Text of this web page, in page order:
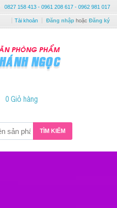
0827 158 413 - 0961 208 617 - 0962 981 017
Tài khoản Đăng nhập hoặc Đăng ký
0 Giỏ hàng
TÌM KIẾM